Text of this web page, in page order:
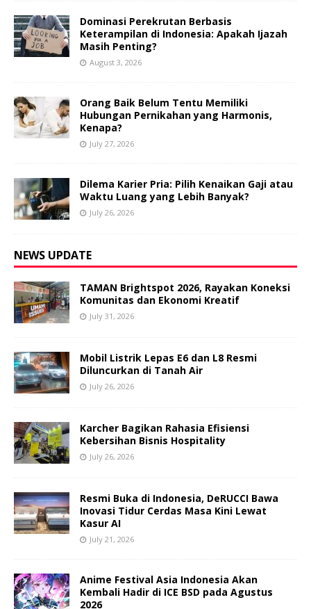
Dominasi Perekrutan Berbasis
Keterampilan di Indonesia: Apakah Ijazah
Masih Penting?
August 3, 2026
Orang Baik Belum Tentu Memiliki
Hubungan Pernikahan yang Harmonis,
Kenapa?
July 27, 2026
Dilema Karier Pria: Pilih Kenaikan Gaji atau
Waktu Luang yang Lebih Banyak?
July 26, 2026
NEWS UPDATE
TAMAN Brightspot 2026, Rayakan Koneksi
Komunitas dan Ekonomi Kreatif
July 31, 2026
Mobil Listrik Lepas E6 dan L8 Resmi
Diluncurkan di Tanah Air
July 26, 2026
Karcher Bagikan Rahasia Efisiensi
Kebersihan Bisnis Hospitality
July 26, 2026
Resmi Buka di Indonesia, DeRUCCI Bawa
Inovasi Tidur Cerdas Masa Kini Lewat
Kasur AI
July 21, 2026
Anime Festival Asia Indonesia Akan
Kembali Hadir di ICE BSD pada Agustus
2026